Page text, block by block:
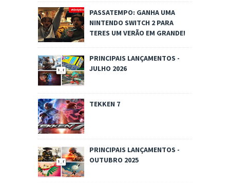
PASSATEMPO: GANHA UMA
NINTENDO SWITCH 2 PARA
TERES UM VERÃO EM GRANDE!
PRINCIPAIS LANÇAMENTOS -
JULHO 2026
TEKKEN 7
PRINCIPAIS LANÇAMENTOS -
OUTUBRO 2025